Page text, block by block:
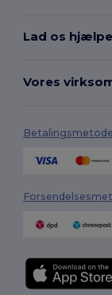
Lad os hjælpe
Vores